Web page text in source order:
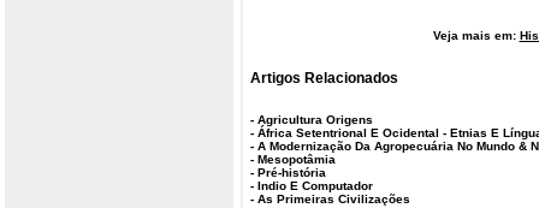
Veja mais em:
Artigos Relacionados
- Agricultura Origens
- África Setentrional E Ocidental - Etnias E
- A Modernização Da Agropecuária No Mundo &
- Mesopotâmia
- Pré-história
- Indio E Computador
- As Primeiras Civilizações